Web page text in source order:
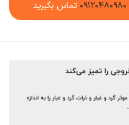
۰۹۱۲۰۴۸۰۹۸۰ تماس بگیرید